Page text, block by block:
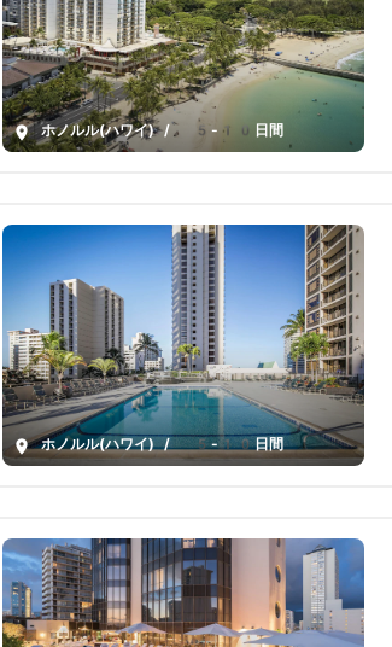
ホノルル(ハワイ) / 5-10日間
ホノルル(ハワイ) / 5-10日間